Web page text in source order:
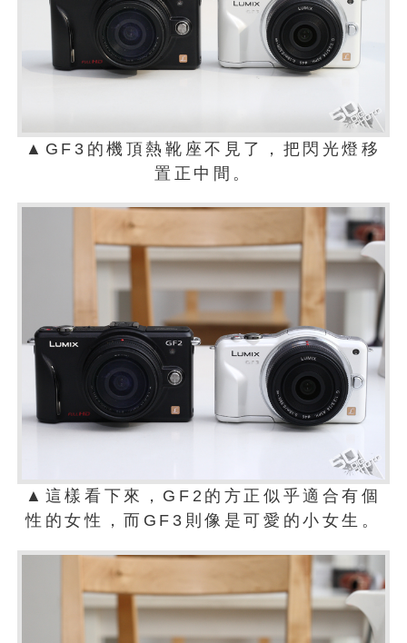
▲GF3的機頂熱靴座不見了，把閃光燈移
置正中間。
▲這樣看下來，GF2的方正似乎適合有個
性的女性，而GF3則像是可愛的小女生。